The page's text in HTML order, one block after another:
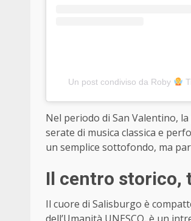
Un post condiviso da Roby
Nel periodo di San Valentino,
serate di musica classica e
un semplice sottofondo, ma
Il centro storico,
Il cuore di Salisburgo è